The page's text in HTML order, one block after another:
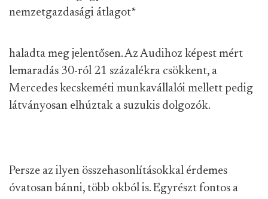
nemzetgazdasági átlagot*
haladta meg jelentősen. Az Audihoz képest mért
lemaradás 30-ról 21 százalékra csökkent, a
Mercedes kecskeméti munkavállalói mellett pedig
látványosan elhúztak a suzukis dolgozók.
Persze az ilyen összehasonlításokkal érdemes
óvatosan bánni, több okból is. Egyrészt fontos a